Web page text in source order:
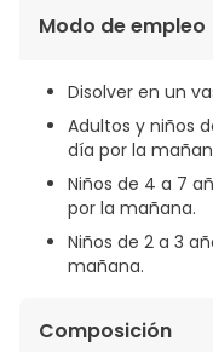
Modo de empleo
Disolver en un
Adultos y niños
día por la
Niños de 4 a 7
por la mañana.
Niños de 2 a 3
mañana.
Composición